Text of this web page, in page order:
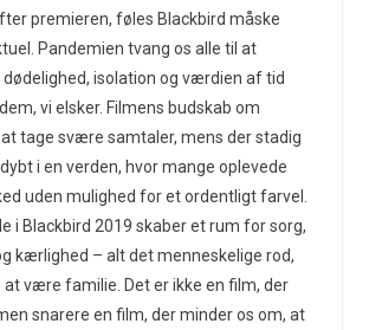
premieren, føles Blackbird måske
Pandemien tvang os alle til at
isolation og værdien af tid
vi elsker. Filmens budskab om
tage svære samtaler, mens der stadig
i en verden, hvor mange oplevede
uden mulighed for et ordentligt farvel.
i Blackbird 2019 skaber et rum for sorg,
kærlighed – alt det menneskelige rod,
være familie. Det er ikke en film, der
snarere en film, der minder os om, at